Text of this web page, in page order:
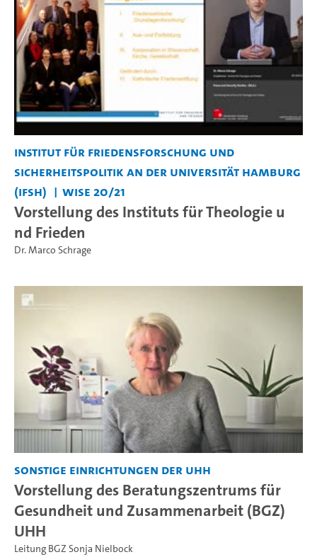
Institut für Friedensforschung und
Sicherheitspolitik an der Universität Hamburg
(IFSH)
WiSe 20/21
Vorstellung des Instituts für Theologie u
nd Frieden
Dr. Marco Schrage
Sonstige Einrichtungen der UHH
Vorstellung des Beratungszentrums für
Gesundheit und Zusammenarbeit (BGZ)
UHH
Leitung BGZ Sonja Nielbock